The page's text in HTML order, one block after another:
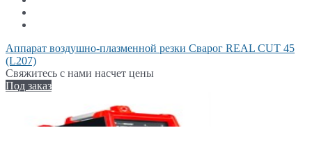
Аппарат воздушно-плазменной резки Сварог REAL CUT 45
(L207)
Свяжитесь с нами насчет цены
Под заказ